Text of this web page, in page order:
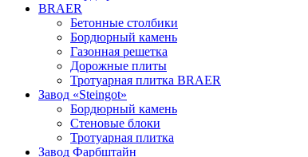
BRAER
Бетонные столбики
Бордюрный камень
Газонная решетка
Дорожные плиты
Тротуарная плитка BRAER
Завод «Steingot»
Бордюрный камень
Стеновые блоки
Тротуарная плитка
Завод Фарбштайн